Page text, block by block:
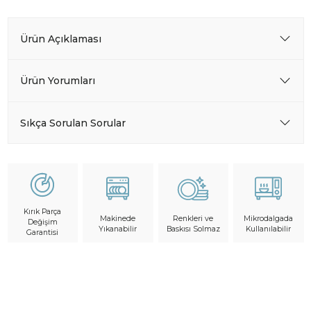
Ürün Açıklaması
Ürün Yorumları
Sıkça Sorulan Sorular
Kırık Parça
Değişim
Garantisi
Makinede
Yıkanabilir
Renkleri ve
Baskısı Solmaz
Mikrodalgada
Kullanılabilir